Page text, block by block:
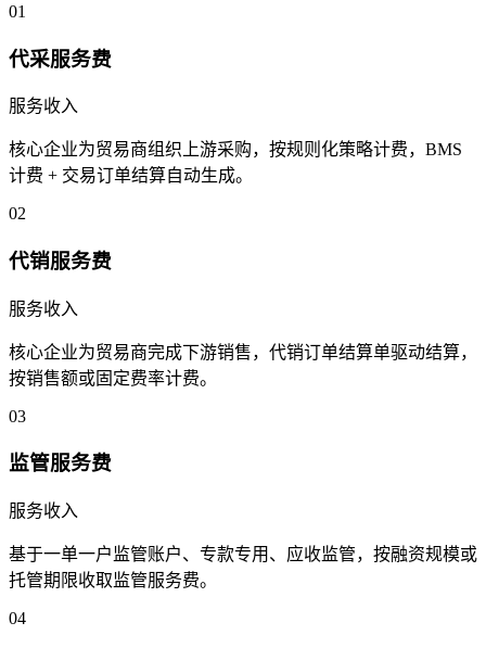
01
代采服务费
服务收入
核心企业为贸易商组织上游采购，按规则化策略计费，BMS
计费 + 交易订单结算自动生成。
02
代销服务费
服务收入
核心企业为贸易商完成下游销售，代销订单结算单驱动结算，
按销售额或固定费率计费。
03
监管服务费
服务收入
基于一单一户监管账户、专款专用、应收监管，按融资规模或
托管期限收取监管服务费。
04